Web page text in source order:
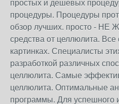
простых и дешевых
процедуры. Процедуры
обзор лучших. просто - НЕ
средства от целлюлита. Все
картинках. Специалисты
разработкой различных
целлюлита. Самые
целлюлита. Оптимальные
программы. Для успешного